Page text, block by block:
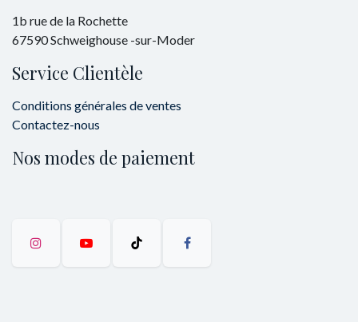
1b rue de la Rochette
67590 Schweighouse -sur-Moder
Service Clientèle
Conditions générales de ventes
Contactez-nous
Nos modes de paiement